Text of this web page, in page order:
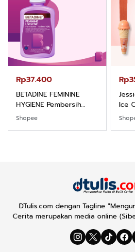
Rp37.400
BETADINE FEMININE
HYGIENE Pembersih
Kewanitaan 60ml
Shopee
Ice
DTulis.com dengan Tagline
Cerita merupakan media online